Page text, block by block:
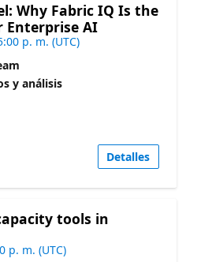
Why Fabric IQ Is the
Enterprise AI
p. m. (UTC)
y análisis
Detalles
tools in
p. m. (UTC)